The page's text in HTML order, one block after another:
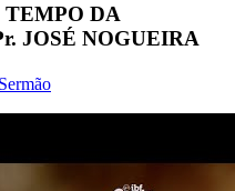
DA
JOSÉ NOGUEIRA
Sermão